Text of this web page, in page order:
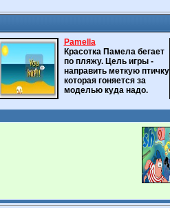
Pamella
Красотка Памела бегает
по пляжу. Цель игры -
направить меткую птичку,
которая гоняется за
моделью куда надо.